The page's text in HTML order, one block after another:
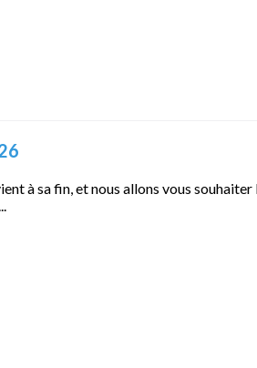
à sa fin, et nous allons vous